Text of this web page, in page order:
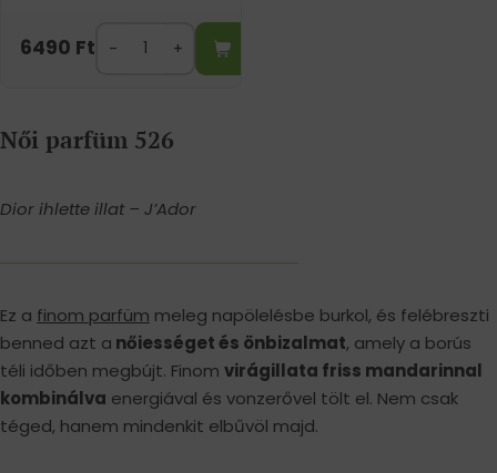
6490 Ft
Női parfüm 526
Dior ihlette illat – J’Ador
Ez a finom parfüm meleg napölelésbe burkol, és felébreszti
benned azt a nőiességet és önbizalmat, amely a borús
téli időben megbújt. Finom virágillata friss mandarinnal
kombinálva energiával és vonzerővel tölt el. Nem csak
téged, hanem mindenkit elbűvöl majd.